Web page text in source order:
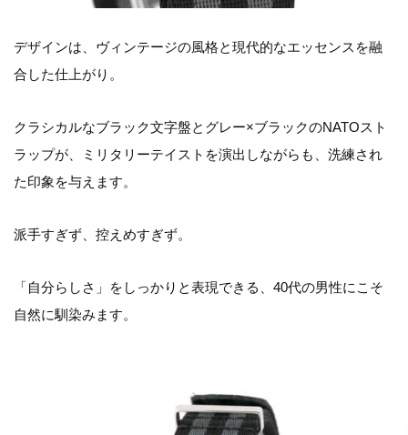
デザインは、ヴィンテージの風格と現代的なエッセンスを融
合した仕上がり。
クラシカルなブラック文字盤とグレー×ブラックのNATOスト
ラップが、ミリタリーテイストを演出しながらも、洗練され
た印象を与えます。
派手すぎず、控えめすぎず。
「自分らしさ」をしっかりと表現できる、40代の男性にこそ
自然に馴染みます。